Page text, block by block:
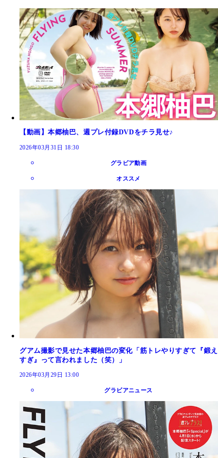
【動画】本郷柚巴、週プレ付録DVDをチラ見せ♪
2026年03月31日 18:30
グラビア動画
オススメ
グアム撮影で見せた本郷柚巴の変化「筋トレやりすぎて『鍛え
すぎ』って言われました（笑）」
2026年03月29日 13:00
グラビアニュース